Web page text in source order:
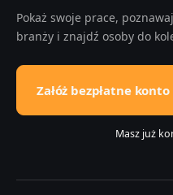
Pokaż swoje prace,
branży i znajdź osoby do
Załóż bezpłatne konto
Masz już